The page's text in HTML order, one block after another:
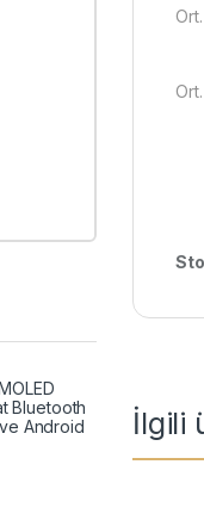
İlgili
Bluetooth
Android